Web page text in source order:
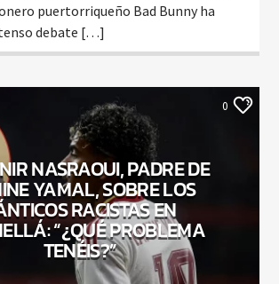
puertorriqueño Bad Bunny ha
debate […]
0
NASRAOUI, PADRE DE
YAMAL, SOBRE LOS
RACISTAS EN
“¿QUÉ PROBLEMA
TENÉIS?”